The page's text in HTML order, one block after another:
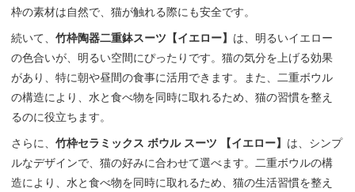
枠の素材は自然で、猫が触れる際にも安全です。
続いて、竹枠陶器二重鉢スーツ【イエロー】 は、明るいイエロー
の色合いが、明るい空間にぴったりです。猫の気分を上げる効果
があり、特に朝や昼間の食事に活用できます。また、二重ボウル
の構造により、水と食べ物を同時に取れるため、猫の習慣を整え
るのに役立ちます。
さらに、竹枠セラミックス ボウル スーツ 【イエロー】 は、シンプ
ルなデザインで、猫の好みに合わせて選べます。二重ボウルの構
造により、水と食べ物を同時に取れるため、猫の生活習慣を整え